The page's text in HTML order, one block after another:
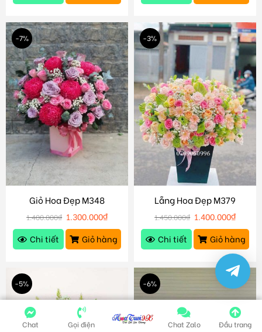
-7%
Giỏ Hoa Đẹp M348
1.400.000₫ 1.300.000₫
Chi tiết
Giỏ hàng
-3%
Lẵng Hoa Đẹp M379
1.450.000₫ 1.400.000₫
Chi tiết
Giỏ hàng
-5% -6%
Chat Gọi điện Chat Zalo Đầu trang